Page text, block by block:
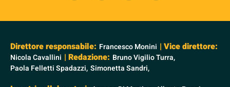
Direttore responsabile: Francesco Monini | Vice direttore:
Nicola Cavallini | Redazione: Bruno Vigilio Turra,
Paola Felletti Spadazzi, Simonetta Sandri,